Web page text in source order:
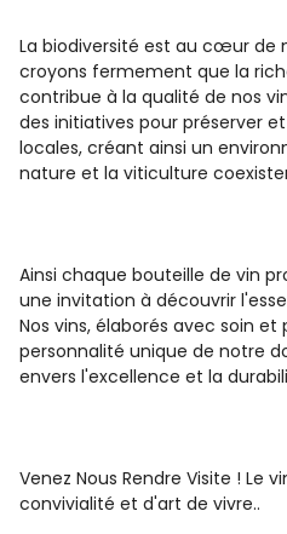
La biodiversité est au cœur de
croyons fermement que la
contribue à la qualité de nos
des initiatives pour préserver
locales, créant ainsi un
nature et la viticulture
Ainsi chaque bouteille de vin
une invitation à découvrir
Nos vins, élaborés avec soin
personnalité unique de notre
envers l'excellence et la
Venez Nous Rendre Visite ! Le
convivialité et d'art de vivre..